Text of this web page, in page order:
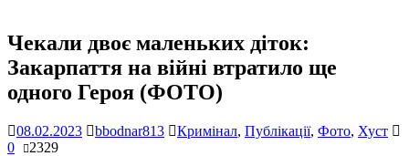
Чекали двоє маленьких діток:
Закарпаття на війні втратило ще
одного Героя (ФОТО)
08.02.2023 bbodnar813 Кримінал, Публікації, Фото, Хуст
0
2329